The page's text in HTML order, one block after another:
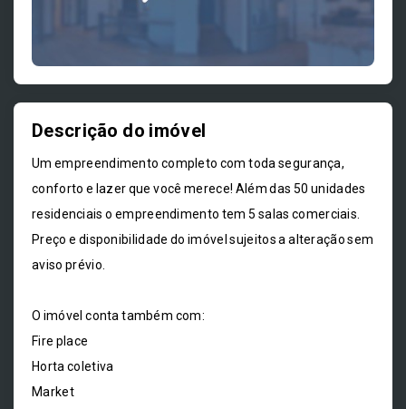
Descrição do imóvel
Um empreendimento completo com toda segurança,
conforto e lazer que você merece! Além das 50 unidades
residenciais o empreendimento tem 5 salas comerciais.
Preço e disponibilidade do imóvel sujeitos a alteração sem
aviso prévio.
O imóvel conta também com:
Fire place
Horta coletiva
Market